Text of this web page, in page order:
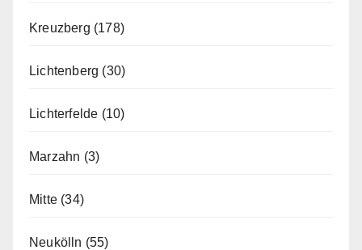
Kreuzberg (178)
Lichtenberg (30)
Lichterfelde (10)
Marzahn (3)
Mitte (34)
Neukölln (55)